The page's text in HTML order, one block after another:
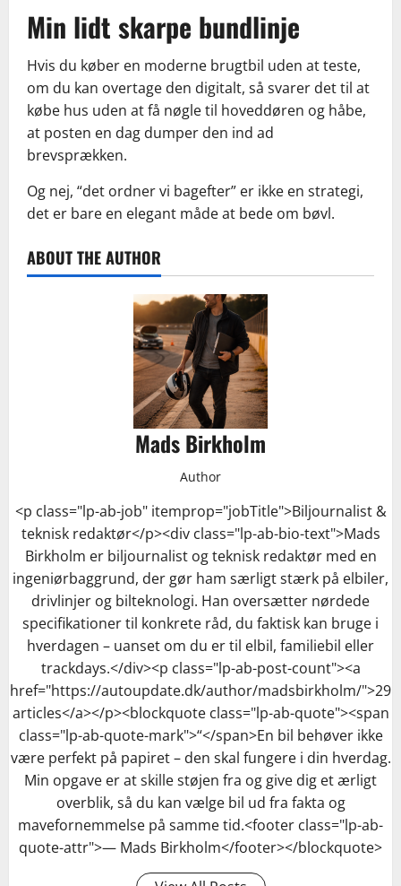
Min lidt skarpe bundlinje
Hvis du køber en moderne brugtbil uden at teste,
om du kan overtage den digitalt, så svarer det til at
købe hus uden at få nøgle til hoveddøren og håbe,
at posten en dag dumper den ind ad
brevsprækken.
Og nej, “det ordner vi bagefter” er ikke en strategi,
det er bare en elegant måde at bede om bøvl.
ABOUT THE AUTHOR
Mads Birkholm
Author
<p class="lp-ab-job" itemprop="jobTitle">Biljournalist &
teknisk redaktør</p><div class="lp-ab-bio-text">Mads
Birkholm er biljournalist og teknisk redaktør med en
ingeniørbaggrund, der gør ham særligt stærk på elbiler,
drivlinjer og bilteknologi. Han oversætter nørdede
specifikationer til konkrete råd, du faktisk kan bruge i
hverdagen – uanset om du er til elbil, familiebil eller
trackdays.</div><p class="lp-ab-post-count"><a
href="https://autoupdate.dk/author/madsbirkholm/">29
articles</a></p><blockquote class="lp-ab-quote"><span
class="lp-ab-quote-mark">“</span>En bil behøver ikke
være perfekt på papiret – den skal fungere i din hverdag.
Min opgave er at skille støjen fra og give dig et ærligt
overblik, så du kan vælge bil ud fra fakta og
mavefornemmelse på samme tid.<footer class="lp-ab-
quote-attr">— Mads Birkholm</footer></blockquote>